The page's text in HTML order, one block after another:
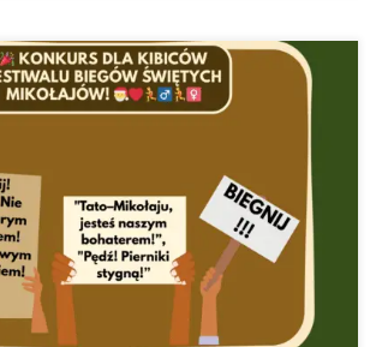
Mikołajów Zapisz się Nasze Socialmedia
Jeśli Twój Święty Mikołaj biegnie w naszym
z nim i baw się…więcej